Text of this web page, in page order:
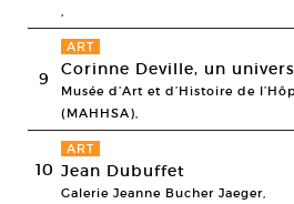
9
ART
Corinne Deville, un
Musée d’Art et d’Histoire de
(MAHHSA),
10
ART
Jean Dubuffet
Galerie Jeanne Bucher Jaeger,